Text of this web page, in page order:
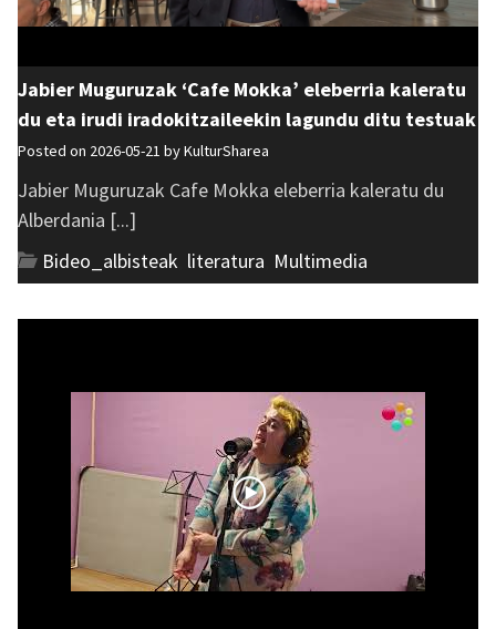
Jabier Muguruzak ‘Cafe Mokka’ eleberria kaleratu
du eta irudi iradokitzaileekin lagundu ditu testuak
Posted on 2026-05-21 byKulturSharea
Jabier Muguruzak Cafe Mokka eleberria kaleratu du
Alberdania [...]
Bideo_albisteak literatura Multimedia